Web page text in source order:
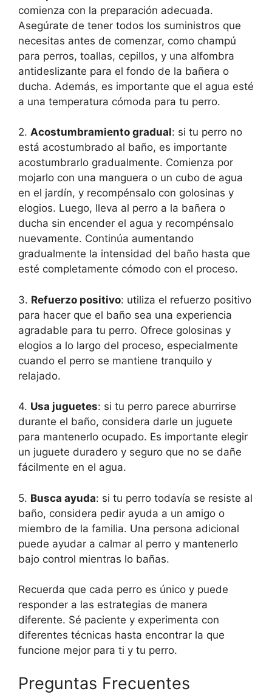
comienza con la preparación adecuada.
Asegúrate de tener todos los suministros que
necesitas antes de comenzar, como champú
para perros, toallas, cepillos, y una alfombra
antideslizante para el fondo de la bañera o
ducha. Además, es importante que el agua esté
a una temperatura cómoda para tu perro.
2. Acostumbramiento gradual: si tu perro no
está acostumbrado al baño, es importante
acostumbrarlo gradualmente. Comienza por
mojarlo con una manguera o un cubo de agua
en el jardín, y recompénsalo con golosinas y
elogios. Luego, lleva al perro a la bañera o
ducha sin encender el agua y recompénsalo
nuevamente. Continúa aumentando
gradualmente la intensidad del baño hasta que
esté completamente cómodo con el proceso.
3. Refuerzo positivo: utiliza el refuerzo positivo
para hacer que el baño sea una experiencia
agradable para tu perro. Ofrece golosinas y
elogios a lo largo del proceso, especialmente
cuando el perro se mantiene tranquilo y
relajado.
4. Usa juguetes: si tu perro parece aburrirse
durante el baño, considera darle un juguete
para mantenerlo ocupado. Es importante elegir
un juguete duradero y seguro que no se dañe
fácilmente en el agua.
5. Busca ayuda: si tu perro todavía se resiste al
baño, considera pedir ayuda a un amigo o
miembro de la familia. Una persona adicional
puede ayudar a calmar al perro y mantenerlo
bajo control mientras lo bañas.
Recuerda que cada perro es único y puede
responder a las estrategias de manera
diferente. Sé paciente y experimenta con
diferentes técnicas hasta encontrar la que
funcione mejor para ti y tu perro.
Preguntas Frecuentes